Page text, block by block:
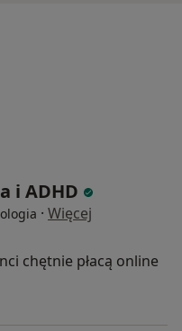
i ADHD
· Więcej
chętnie płacą online